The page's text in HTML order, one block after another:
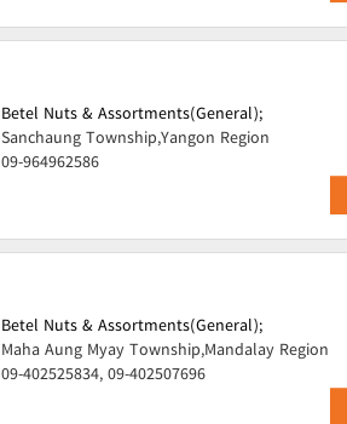
Betel Nuts & Assortments(General);
Sanchaung Township,Yangon Region
09-964962586
Betel Nuts & Assortments(General);
Maha Aung Myay Township,Mandalay Region
09-402525834, 09-402507696